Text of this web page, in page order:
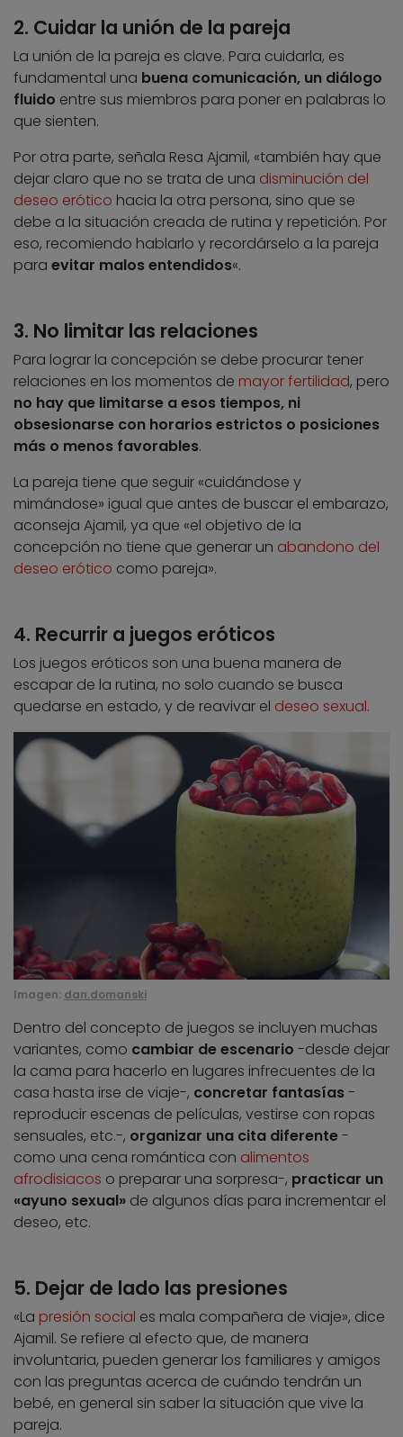
2. Cuidar la unión de la pareja
La unión de la pareja es clave. Para cuidarla, es
fundamental una buena comunicación, un diálogo
fluido entre sus miembros para poner en palabras lo
que sienten.
Por otra parte, señala Resa Ajamil, «también hay que
dejar claro que no se trata de una disminución del
deseo erótico hacia la otra persona, sino que se
debe a la situación creada de rutina y repetición. Por
eso, recomiendo hablarlo y recordárselo a la pareja
para evitar malos entendidos«.
3. No limitar las relaciones
Para lograr la concepción se debe procurar tener
relaciones en los momentos de mayor fertilidad, pero
no hay que limitarse a esos tiempos, ni
obsesionarse con horarios estrictos o posiciones
más o menos favorables.
La pareja tiene que seguir «cuidándose y
mimándose» igual que antes de buscar el embarazo,
aconseja Ajamil, ya que «el objetivo de la
concepción no tiene que generar un abandono del
deseo erótico como pareja».
4. Recurrir a juegos eróticos
Los juegos eróticos son una buena manera de
escapar de la rutina, no solo cuando se busca
quedarse en estado, y de reavivar el deseo sexual.
Imagen: dan.domanski
Dentro del concepto de juegos se incluyen muchas
variantes, como cambiar de escenario -desde dejar
la cama para hacerlo en lugares infrecuentes de la
casa hasta irse de viaje-, concretar fantasías-
reproducir escenas de películas, vestirse con ropas
sensuales, etc.-, organizar una cita diferente-
como una cena romántica con alimentos
afrodisiacos o preparar una sorpresa-, practicar un
«ayuno sexual» de algunos días para incrementar el
deseo, etc.
5. Dejar de lado las presiones
«La presión social es mala compañera de viaje», dice
Ajamil. Se refiere al efecto que, de manera
involuntaria, pueden generar los familiares y amigos
con las preguntas acerca de cuándo tendrán un
bebé, en general sin saber la situación que vive la
pareja.